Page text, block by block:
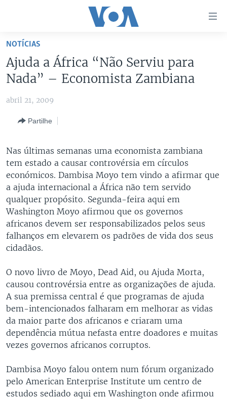
Acesso
para
artigo
para
Pesquisa
ANGOLA
GUINÉ-BISSAU
BRASIL
DOSSIERS ESPECIAIS
DESPORTO
AFRICA AGORA
VÍDEOS
VOA 60 CLIMA
VOA60 MUNDO
PASSADEIRA VERMELHA
ÁUDIO
SIGA-NOS
Línguas
NOTÍCIAS
Ajuda a África “Não Serviu para
Nada” – Economista Zambiana
abril 21, 2009
Partilhe
Nas últimas semanas uma economista zambiana
tem estado a causar controvérsia em círculos
económicos. Dambisa Moyo tem vindo a afirmar que
a ajuda internacional a África não tem servido
qualquer propósito. Segunda-feira aqui em
Washington Moyo afirmou que os governos
africanos devem ser responsabilizados pelos seus
falhanços em elevarem os padrões de vida dos seus
cidadãos.
O novo livro de Moyo, Dead Aid, ou Ajuda Morta,
causou controvérsia entre as organizações de ajuda.
A sua premissa central é que programas de ajuda
bem-intencionados falharam em melhorar as vidas
da maior parte dos africanos e criaram uma
dependência mútua nefasta entre doadores e muitas
vezes governos africanos corruptos.
Dambisa Moyo falou ontem num fórum organizado
pelo American Enterprise Institute um centro de
estudos sediado aqui em Washington onde afirmou